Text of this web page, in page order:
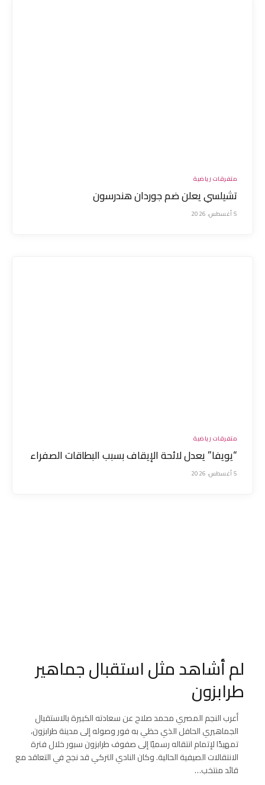
متفرقات رياضية
تشيلسي يعلن ضم جوردان هندرسون
5 أغسطس، 2026
متفرقات رياضية
“يويفا” يعدل لائحة الإيقاف بسبب البطاقات الصفراء
5 أغسطس، 2026
لم أشاهد مثل استقبال جماهير
طرابزون
أعرب النجم المصري محمد صلاح عن سعادته الكبيرة بالاستقبال
الجماهيري الحافل الذي حظي به فور وصوله إلى مدينة طرابزون،
تمهيدًا لإتمام انتقاله رسميًا إلى صفوف طرابزون سبور خلال فترة
الانتقالات الصيفية الحالية. وكان النادي التركي قد نجح في التعاقد مع
قائد منتخب…